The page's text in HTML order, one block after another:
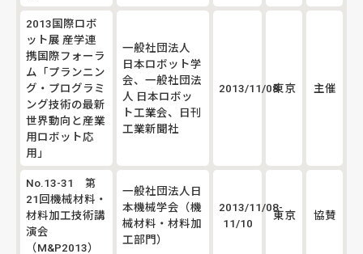
2013国際ロボ
ット展 産学連
携国際フォーラ
ム「プランニン
グ・プログラミ
ング技術の最新
世界動向と産業
用ロボット応
用」
一般社団法人
日本ロボット学
会、一般社団法
人 日本ロボッ
ト工業会、日刊
工業新聞社
2013/11/08東京 主催
No.13-31 第
21回機械材料・
材料加工技術講
演会
（M&P2013）
一般社団法人日
本機械学会（機
械材料・材料加
工部門）
2013/11/08-
11/10
東京 協賛